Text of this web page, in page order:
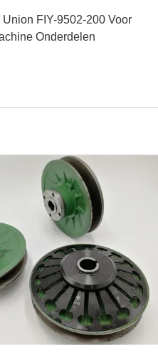
FIY-9502-200 Voor
Onderdelen